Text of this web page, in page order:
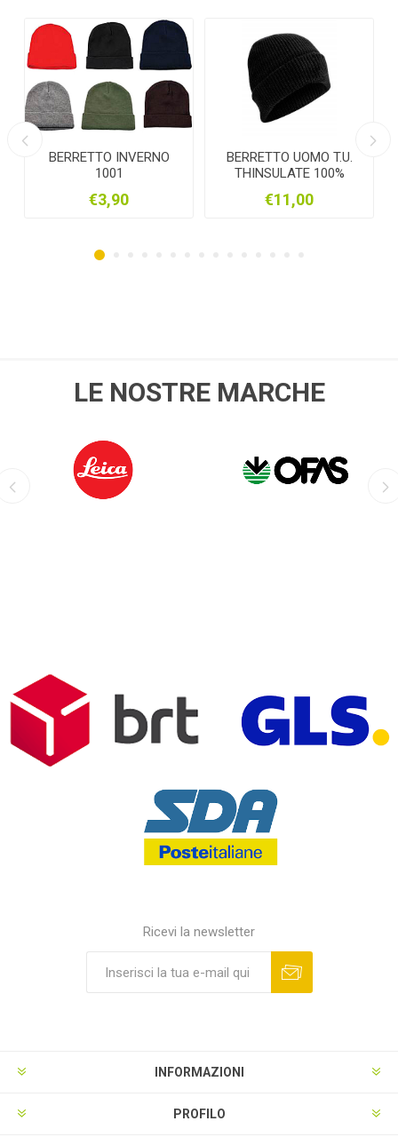
BERRETTO UOMO T.U.
THINSULATE 100%
€11,00
CALZA ALPACA-
MONTONE BEIGE/GRIGIO
CALZINO ALPAKA
€7,90
LE NOSTRE MARCHE
Ricevi la newsletter
INFORMAZIONI
PROFILO